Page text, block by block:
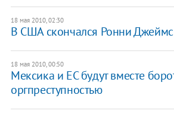
18 мая 2010, 02:30
В США скончался Ронни
18 мая 2010, 00:50
Мексика и ЕС будут вместе
оргпреступностью